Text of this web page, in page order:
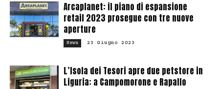
Arcaplanet: il piano di espansione
retail 2023 prosegue con tre nuove
aperture
News 23 Giugno 2023
L’Isola dei Tesori apre due petstore in
Liguria: a Campomorone e Rapallo